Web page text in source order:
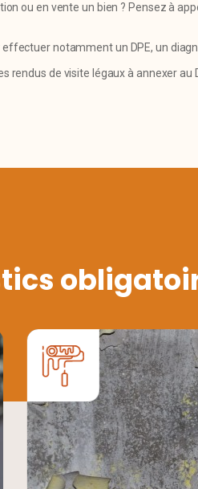
ou en vente un bien ? Pensez à
notamment un DPE, un
rendus de visite légaux à annexer au